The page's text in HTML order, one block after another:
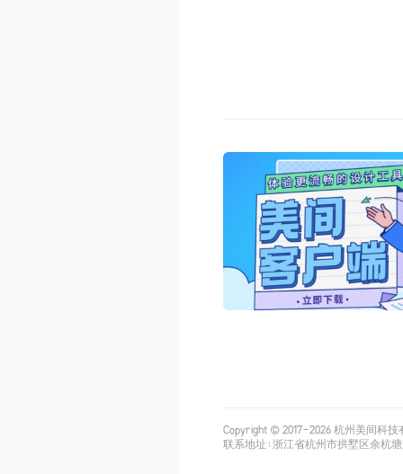
Copyright © 2017-2026杭州美间科技
联系地址：浙江省杭州市拱墅区余杭